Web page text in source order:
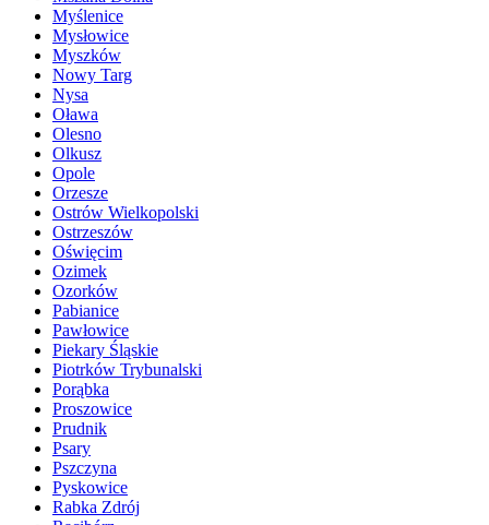
Myślenice
Mysłowice
Myszków
Nowy Targ
Nysa
Oława
Olesno
Olkusz
Opole
Orzesze
Ostrów Wielkopolski
Ostrzeszów
Oświęcim
Ozimek
Ozorków
Pabianice
Pawłowice
Piekary Śląskie
Piotrków Trybunalski
Porąbka
Proszowice
Prudnik
Psary
Pszczyna
Pyskowice
Rabka Zdrój